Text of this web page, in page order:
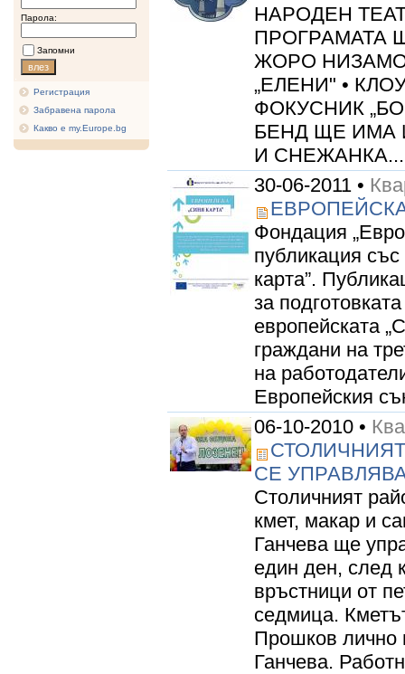
Парола:
Запомни
Регистрация
Забравена парола
Какво е my.Europe.bg
НАРОДЕН
ПРОГРАМАТА
ЖОРО
„ЕЛЕНИ" •
ФОКУСНИК
БЕНД ЩЕ ИМА
И
30-06-2011 •
Фондация
публикация
карта”.
за
европейската
граждани на
на
Европейския
06-10-2010 •
СЕ
Столичният
кмет, макар и
Ганчева ще
един ден, след
връстници от
седмица.
Прошков лично
Ганчева.